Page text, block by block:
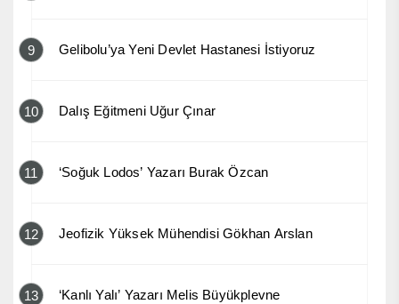
9 Gelibolu’ya Yeni Devlet Hastanesi İstiyoruz
10 Dalış Eğitmeni Uğur Çınar
11 ‘Soğuk Lodos’ Yazarı Burak Özcan
12 Jeofizik Yüksek Mühendisi Gökhan Arslan
13 ‘Kanlı Yalı’ Yazarı Melis Büyükplevne